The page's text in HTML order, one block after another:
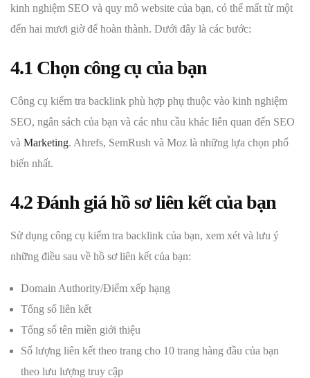
kinh nghiệm SEO và quy mô website của bạn, có thể mất từ một
đến hai mươi giờ để hoàn thành. Dưới đây là các bước:
4.1 Chọn công cụ của bạn
Công cụ kiểm tra backlink phù hợp phụ thuộc vào kinh nghiệm
SEO, ngân sách của bạn và các nhu cầu khác liên quan đến SEO
và Marketing. Ahrefs, SemRush và Moz là những lựa chọn phổ
biến nhất.
4.2 Đánh giá hồ sơ liên kết của bạn
Sử dụng công cụ kiểm tra backlink của bạn, xem xét và lưu ý
những điều sau về hồ sơ liên kết của bạn:
Domain Authority/Điểm xếp hạng
Tổng số liên kết
Tổng số tên miền giới thiệu
Số lượng liên kết theo trang cho 10 trang hàng đầu của bạn
theo lưu lượng truy cập